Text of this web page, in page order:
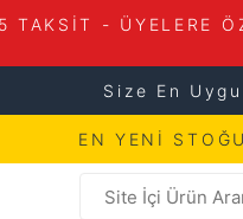
TAKSİT - ÜYELERE
Size En
EN YENİ